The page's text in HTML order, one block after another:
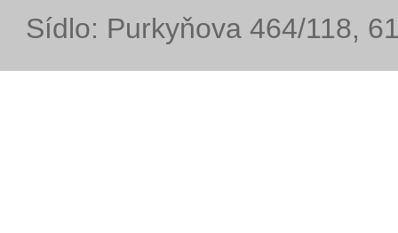
Sídlo: Purkyňova 464/118,